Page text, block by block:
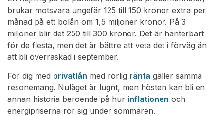
brukar motsvara ungefär 125 till 150 kronor extra per
månad på ett bolån om 1,5 miljoner kronor. På 3
miljoner blir det 250 till 300 kronor. Det är hanterbart
för de flesta, men det är bättre att veta det i förväg än
att bli överraskad i september.
För dig med privatlån med rörlig ränta gäller samma
resonemang. Nuläget är lugnt, men hösten kan bli en
annan historia beroende på hur inflationen och
energipriserna rör sig under sommaren.